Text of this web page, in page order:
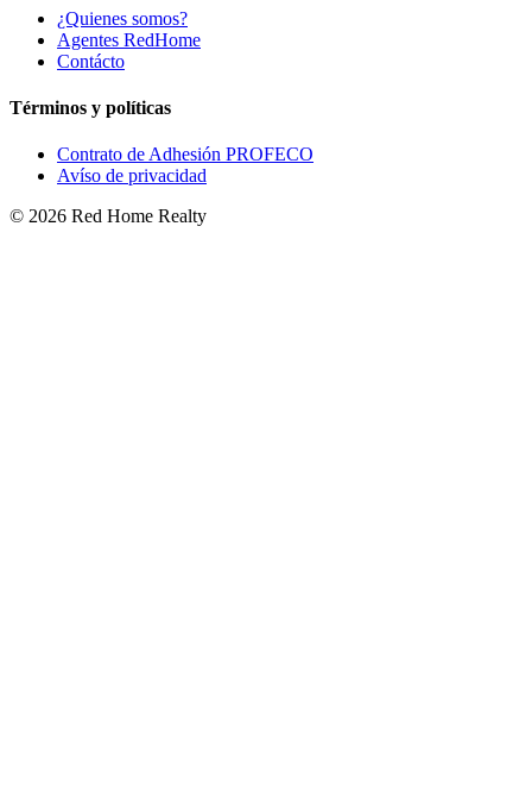
¿Quienes somos?
Agentes RedHome
Contácto
Términos y políticas
Contrato de Adhesión PROFECO
Avíso de privacidad
© 2026 Red Home Realty